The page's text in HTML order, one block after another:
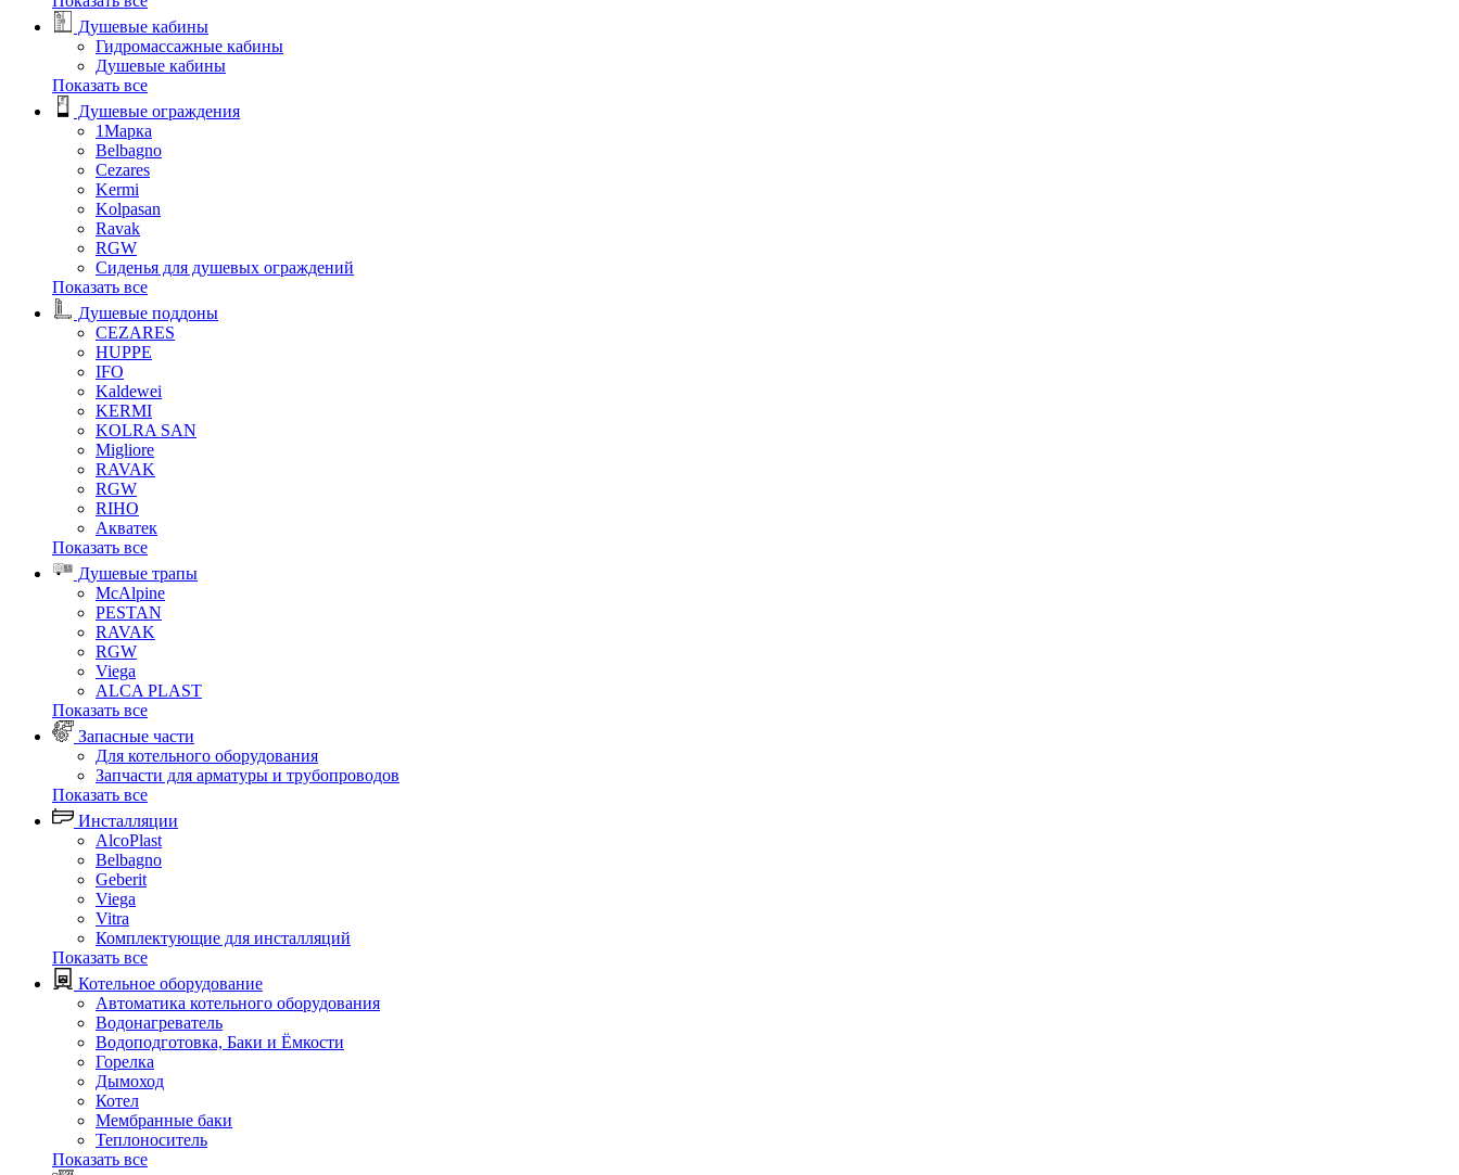
Душевые кабины
Гидромассажные кабины
Душевые кабины
Показать все
Душевые ограждения
1Марка
Belbagno
Cezares
Kermi
Kolpasan
Ravak
RGW
Сиденья для душевых ограждений
Показать все
Душевые поддоны
CEZARES
HUPPE
IFO
Kaldewei
KERMI
KOLRA SAN
Migliore
RAVAK
RGW
RIHO
Акватек
Показать все
Душевые трапы
McAlpine
PESTAN
RAVAK
RGW
Viega
АLCA PLAST
Показать все
Запасные части
Для котельного оборудования
Запчасти для арматуры и трубопроводов
Показать все
Инсталляции
AlcoPlast
Belbagno
Geberit
Viega
Vitra
Комплектующие для инсталляций
Показать все
Котельное оборудование
Автоматика котельного оборудования
Водонагреватель
Водоподготовка, Баки и Ёмкости
Горелка
Дымоход
Котел
Мембранные баки
Теплоноситель
Показать все